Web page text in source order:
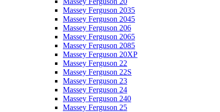
Massey Ferguson 2035
Massey Ferguson 2045
Massey Ferguson 206
Massey Ferguson 2065
Massey Ferguson 2085
Massey Ferguson 20XP
Massey Ferguson 22
Massey Ferguson 22S
Massey Ferguson 23
Massey Ferguson 24
Massey Ferguson 240
Massey Ferguson 25